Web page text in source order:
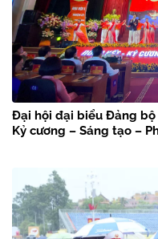
Đại hội đại biểu Đảng
Kỷ cương – Sáng tạo –